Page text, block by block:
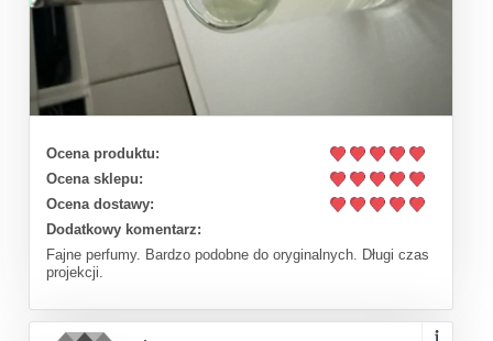
Ocena produktu:
Ocena sklepu:
Ocena dostawy:
Dodatkowy komentarz:
Fajne perfumy. Bardzo podobne do oryginalnych. Długi czas
projekcji.